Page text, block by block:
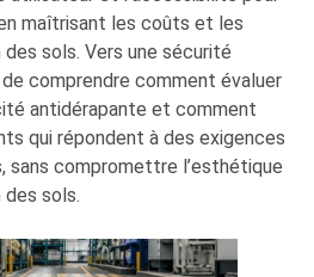
maîtrisant les coûts et les
sols. Vers une sécurité
comprendre comment évaluer
antidérapante et comment
qui répondent à des exigences
sans compromettre l’esthétique
sols.